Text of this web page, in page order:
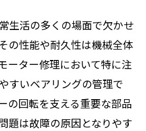
生活の多くの場面で欠かせ
の性能や耐久性は機械全体
ーター修理において特に注
すいベアリングの管理で
の回転を支える重要な部品
題は故障の原因となりやす